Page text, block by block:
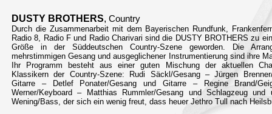
DUSTY BROTHERS, Country
Durch die Zusammenarbeit mit dem Bayerischen Rundfunk,
Radio 8, Radio F und Radio Charivari sind die DUSTY BROTHERS zu
Größe in der Süddeutschen Country-Szene geworden. Die
mehrstimmigen Gesang und ausgeglichener Instrumentierung sind ihre
Ihr Programm besteht aus einer guten Mischung der aktuellen
Klassikern der Country-Szene: Rudi Säckl/Gesang – Jürgen
Gitarre – Detlef Ponater/Gesang und Gitarre – Regine Brand/
Werner/Keyboard – Matthias Rummler/Gesang und Schlagzeug und
Wening/Bass, der sich ein wenig freut, dass heuer Jethro Tull nach